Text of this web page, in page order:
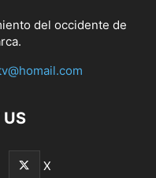
del occidente de
US
X